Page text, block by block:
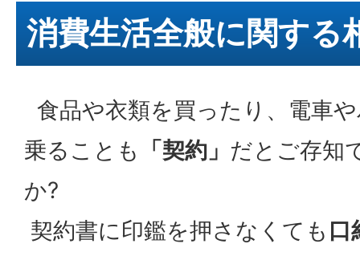
消費生活全般に関する
食品や衣類を買ったり、電車
乗ることも
「契約」 だとご存知
か?
契約書に印鑑を押さなくても 口